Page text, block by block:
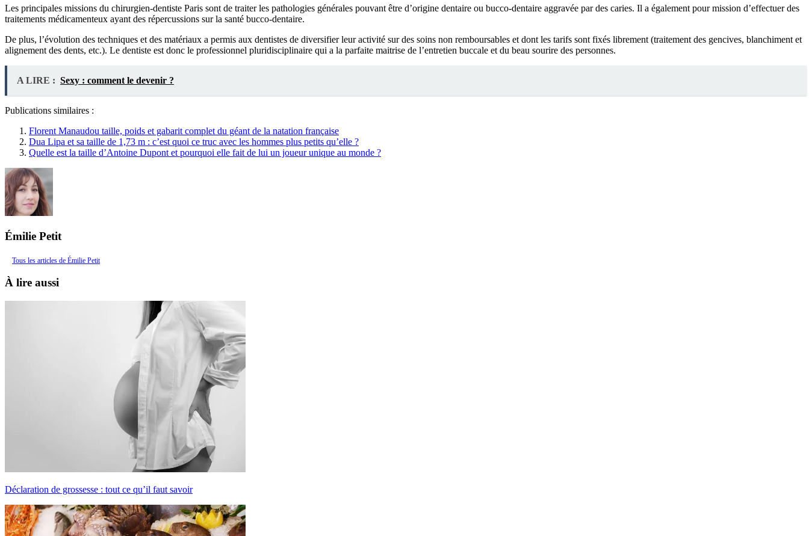
Les principales missions du chirurgien-dentiste Paris sont de traiter les pathologies générales pouvant être d’origine dentaire ou bucco-dentaire aggravée par des caries. Il a également pour mission d’effectuer des
traitements médicamenteux ayant des répercussions sur la santé bucco-dentaire.
De plus, l’évolution des techniques et des matériaux a permis aux dentistes de diversifier leur activité sur des soins non remboursables et dont les tarifs sont fixés librement (traitement des gencives, blanchiment et
alignement des dents, etc.). Le dentiste est donc le professionnel pluridisciplinaire qui a la parfaite maitrise de l’entretien buccale et du beau sourire des personnes.
A LIRE : Sexy : comment le devenir ?
Publications similaires :
Florent Manaudou taille, poids et gabarit complet du géant de la natation française
Dua Lipa et sa taille de 1,73 m : c’est quoi ce truc avec les hommes plus petits qu’elle ?
Quelle est la taille d’Antoine Dupont et pourquoi elle fait de lui un joueur unique au monde ?
Émilie Petit
Tous les articles de Émilie Petit
À lire aussi
Déclaration de grossesse : tout ce qu’il faut savoir